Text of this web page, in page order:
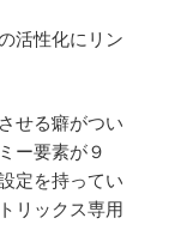
活性化にリン
せる癖がつい
ー要素が９
定を持ってい
リックス専用